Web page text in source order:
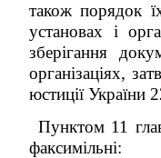
також порядок
установах і
зберігання
організаціях,
юстиції України
Пунктом 11
факсимільні: